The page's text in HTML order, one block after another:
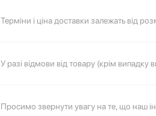
Терміни і ціна доставки залежать від
Перейдіть за посиланням, щоб
У разі відмови від товару (крім випадку
Просимо звернути увагу на те, що наш